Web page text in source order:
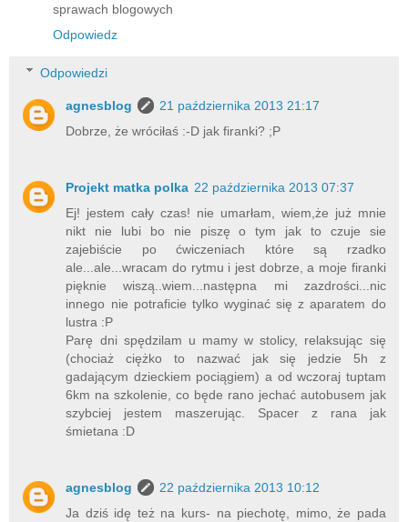
sprawach blogowych
Odpowiedz
Odpowiedzi
agnesblog
21 października 2013 21:17
Dobrze, że wróciłaś :-D jak firanki? ;P
Projekt matka polka 22 października 2013 07:37
Ej! jestem cały czas! nie umarłam, wiem,że już mnie
nikt nie lubi bo nie piszę o tym jak to czuje sie
zajebiście po ćwiczeniach które są rzadko
ale...ale...wracam do rytmu i jest dobrze, a moje firanki
pięknie wiszą..wiem...następna mi zazdrości...nic
innego nie potraficie tylko wyginać się z aparatem do
lustra :P
Parę dni spędzilam u mamy w stolicy, relaksując się
(chociaż ciężko to nazwać jak się jedzie 5h z
gadającym dzieckiem pociągiem) a od wczoraj tuptam
6km na szkolenie, co będe rano jechać autobusem jak
szybciej jestem maszerując. Spacer z rana jak
śmietana :D
agnesblog
22 października 2013 10:12
Ja dziś idę też na kurs- na piechotę, mimo, że pada